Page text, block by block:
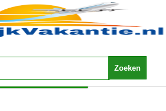
Bonaire
Zonvakantie Bonaire